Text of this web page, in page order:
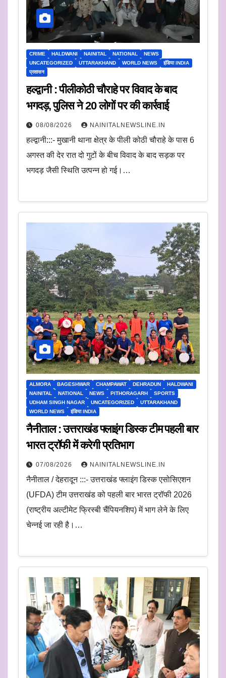
CRIME HALDWANI NAINITAL NATIONAL
NEWS
UNCATEGORIZED
UTTARAKHAND WORLD NEWS
इंडिया INDIA
प्रशासन
हल्द्वानी : पीलीकोठी चौराहे पर विवाद के बाद
भगदड़, पुलिस ने 20 लोगों पर की कार्रवाई
08/08/2026 NAINITALNEWSLINE.IN
हल्द्वानी:::- मुखानी थाना क्षेत्र के पीली कोठी चौराहे के पास 6
अगस्त की देर रात दो गुटों के बीच विवाद के बाद सड़क पर
भगदड़ जैसी स्थिति उत्पन्न हो गई।…
ALMORA BAGESHWAR CHAMPAWAT DEHRADUN
HALDWANI
NAINITAL
NATIONAL NEWS PITHORAGARH
SPORTS
UDHAM SINGH NAGAR
UNCATEGORIZED
UTTARAKHAND
WORLD NEWS
इंडिया INDIA
नैनीताल : उत्तराखंड फ्लाइंग डिस्क टीम पहली बार
भारत ट्रॉफी में करेगी प्रतिभाग
07/08/2026 NAINITALNEWSLINE.IN
नैनीताल / देहरादून :::- उत्तराखंड फ्लाइंग डिस्क एसोसिएशन
(UFDA) टीम उत्तराखंड को पहली बार भारत ट्रॉफी 2026
(राष्ट्रीय अल्टीमेट फ्रिस्बी चैंपियनशिप) में भाग लेने के लिए
चेन्नई जा रही है।…